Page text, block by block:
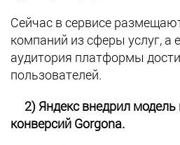
Сейчас в сервисе
компаний из сферы услуг, а
аудитория платформы
пользователей.
2) Яндекс внедрил модель
конверсий Gorgona.